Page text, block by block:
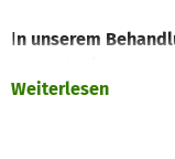
In unserem
gebündelt. Von der
Behandlungen
Weiterlesen